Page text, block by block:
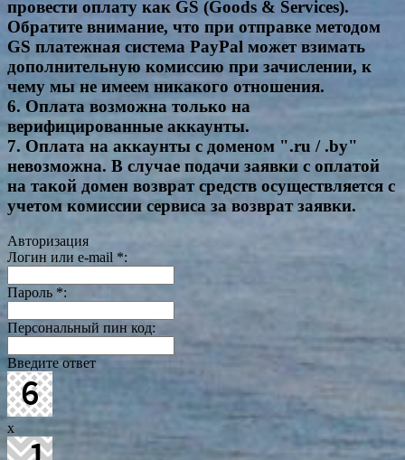
провести оплату как GS (Goods & Services).
Обратите внимание, что при отправке методом
GS платежная система PayPal может взимать
дополнительную комиссию при зачислении, к
чему мы не имеем никакого отношения.
6. Оплата возможна только на
верифицированные аккаунты.
7. Оплата на аккаунты с доменом ".ru / .by"
невозможна. В случае подачи заявки с оплатой
на такой домен возврат средств осуществляется с
учетом комиссии сервиса за возврат заявки.
Авторизация
Логин или e-mail *:
Пароль *:
Персональный пин код:
Введите ответ
x